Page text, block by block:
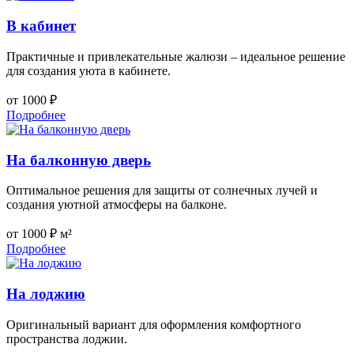
В кабинет
Практичные и привлекательные жалюзи – идеальное решение
для создания уюта в кабинете.
от 1000 ₽
Подробнее
На балконную дверь
Оптимальное решения для защиты от солнечных лучей и
создания уютной атмосферы на балконе.
от 1000 ₽ м²
Подробнее
На лоджию
Оригинальный вариант для оформления комфортного
пространства лоджии.